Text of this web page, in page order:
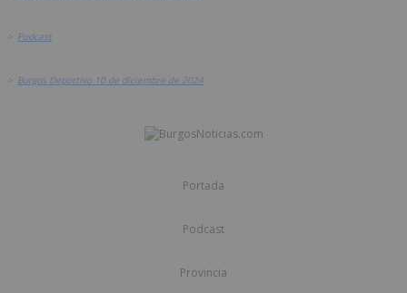
> Podcast
> Burgos Deportivo 10 de diciembre de 2024
Portada
Podcast
Provincia